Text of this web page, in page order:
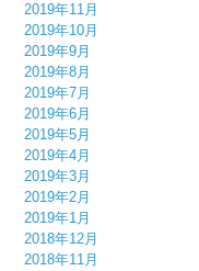
2019年11月
2019年10月
2019年9月
2019年8月
2019年7月
2019年6月
2019年5月
2019年4月
2019年3月
2019年2月
2019年1月
2018年12月
2018年11月